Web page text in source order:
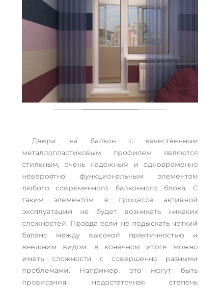
Двери на балкон с качественным
металлопластиковым профилем являются
стильным, очень надежным и одновременно
невероятно функциональным элементом
любого современного балконного блока. С
таким элементом в процессе активной
эксплуатации не будет возникать никаких
сложностей. Правда если не подыскать четкий
баланс между высокой практичностью и
внешним видом, в конечном итоге можно
иметь сложности с совершенно разными
проблемами. Например, это могут быть
провисания, недостаточная степень